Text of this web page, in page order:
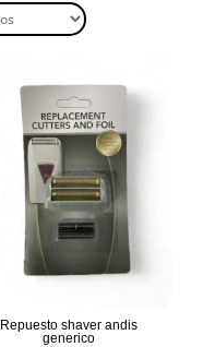
por
los
Repuesto shaver andis
generico